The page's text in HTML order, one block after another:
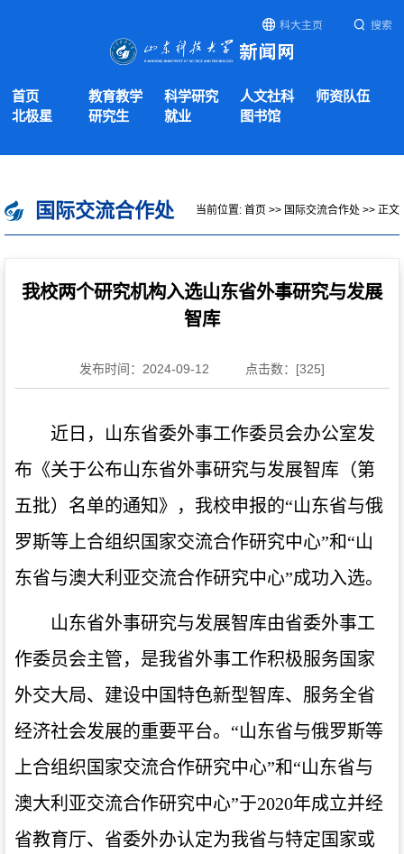
科大主页 搜索
首页 教育教学 科学研究 人文社科
师资队伍
北极星
研究生 就业 图书馆
国际交流合作处 当前位置: 首页 >> 国际交流合作处 >> 正文
我校两个研究机构入选山东省外事研究与发展
智库
发布时间：2024-09-12 点击数：[325]
近日，山东省委外事工作委员会办公室发
布《关于公布山东省外事研究与发展智库（第
五批）名单的通知》，我校申报的“山东省与俄
罗斯等上合组织国家交流合作研究中心”和“山
东省与澳大利亚交流合作研究中心”成功入选。
山东省外事研究与发展智库由省委外事工
作委员会主管，是我省外事工作积极服务国家
外交大局、建设中国特色新型智库、服务全省
经济社会发展的重要平台。“山东省与俄罗斯等
上合组织国家交流合作研究中心”和“山东省与
澳大利亚交流合作研究中心”于2020年成立并经
省教育厅、省委外办认定为我省与特定国家或